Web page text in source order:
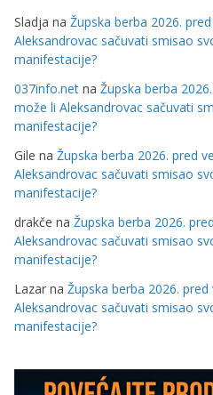
Sladja na Župska berba 2026.
Aleksandrovac sačuvati smisao
manifestacije?
037info.net na Župska berba
može li Aleksandrovac sačuvati
manifestacije?
Gile na Župska berba 2026. pred
Aleksandrovac sačuvati smisao
manifestacije?
drakče na Župska berba 2026.
Aleksandrovac sačuvati smisao
manifestacije?
Lazar na Župska berba 2026.
Aleksandrovac sačuvati smisao
manifestacije?